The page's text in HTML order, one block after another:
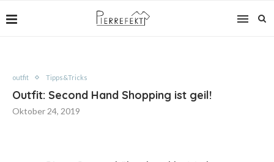
outfit Tipps&Tricks
Outfit: Second Hand Shopping ist geil!
Oktober 24, 2019